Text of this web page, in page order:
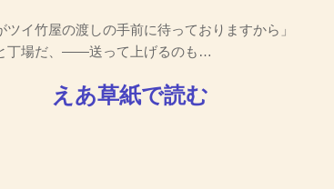
ツイ竹屋の渡しの手前に待っておりますから」
丁場だ、――送って上げるのも…
えあ草紙で読む